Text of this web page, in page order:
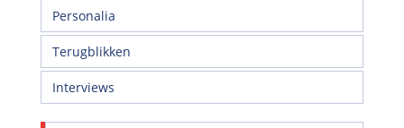
Personalia
Terugblikken
Interviews